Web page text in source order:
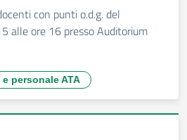
con punti o.d.g. del
alle ore 16 presso Auditorium
personale ATA